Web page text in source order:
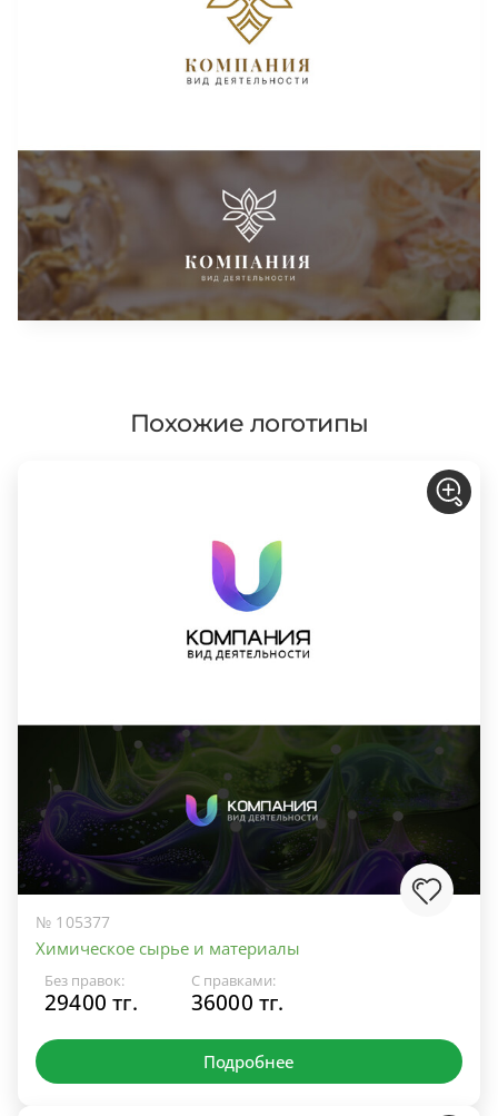
Похожие логотипы
№ 105377
Химическое сырье и материалы
Без правок:
29400 тг.
С правками:
36000 тг.
Подробнее